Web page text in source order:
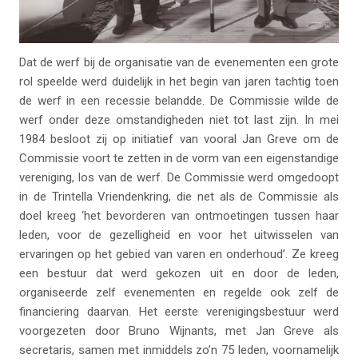
Dat de werf bij de organisatie van de evenementen een grote
rol speelde werd duidelijk in het begin van jaren tachtig toen
de werf in een recessie belandde. De Commissie wilde de
werf onder deze omstandigheden niet tot last zijn. In mei
1984 besloot zij op initiatief van vooral Jan Greve om de
Commissie voort te zetten in de vorm van een eigenstandige
vereniging, los van de werf. De Commissie werd omgedoopt
in de Trintella Vriendenkring, die net als de Commissie als
doel kreeg ‘het bevorderen van ontmoetingen tussen haar
leden, voor de gezelligheid en voor het uitwisselen van
ervaringen op het gebied van varen en onderhoud’. Ze kreeg
een bestuur dat werd gekozen uit en door de leden,
organiseerde zelf evenementen en regelde ook zelf de
financiering daarvan. Het eerste verenigingsbestuur werd
voorgezeten door Bruno Wijnants, met Jan Greve als
secretaris, samen met inmiddels zo’n 75 leden, voornamelijk